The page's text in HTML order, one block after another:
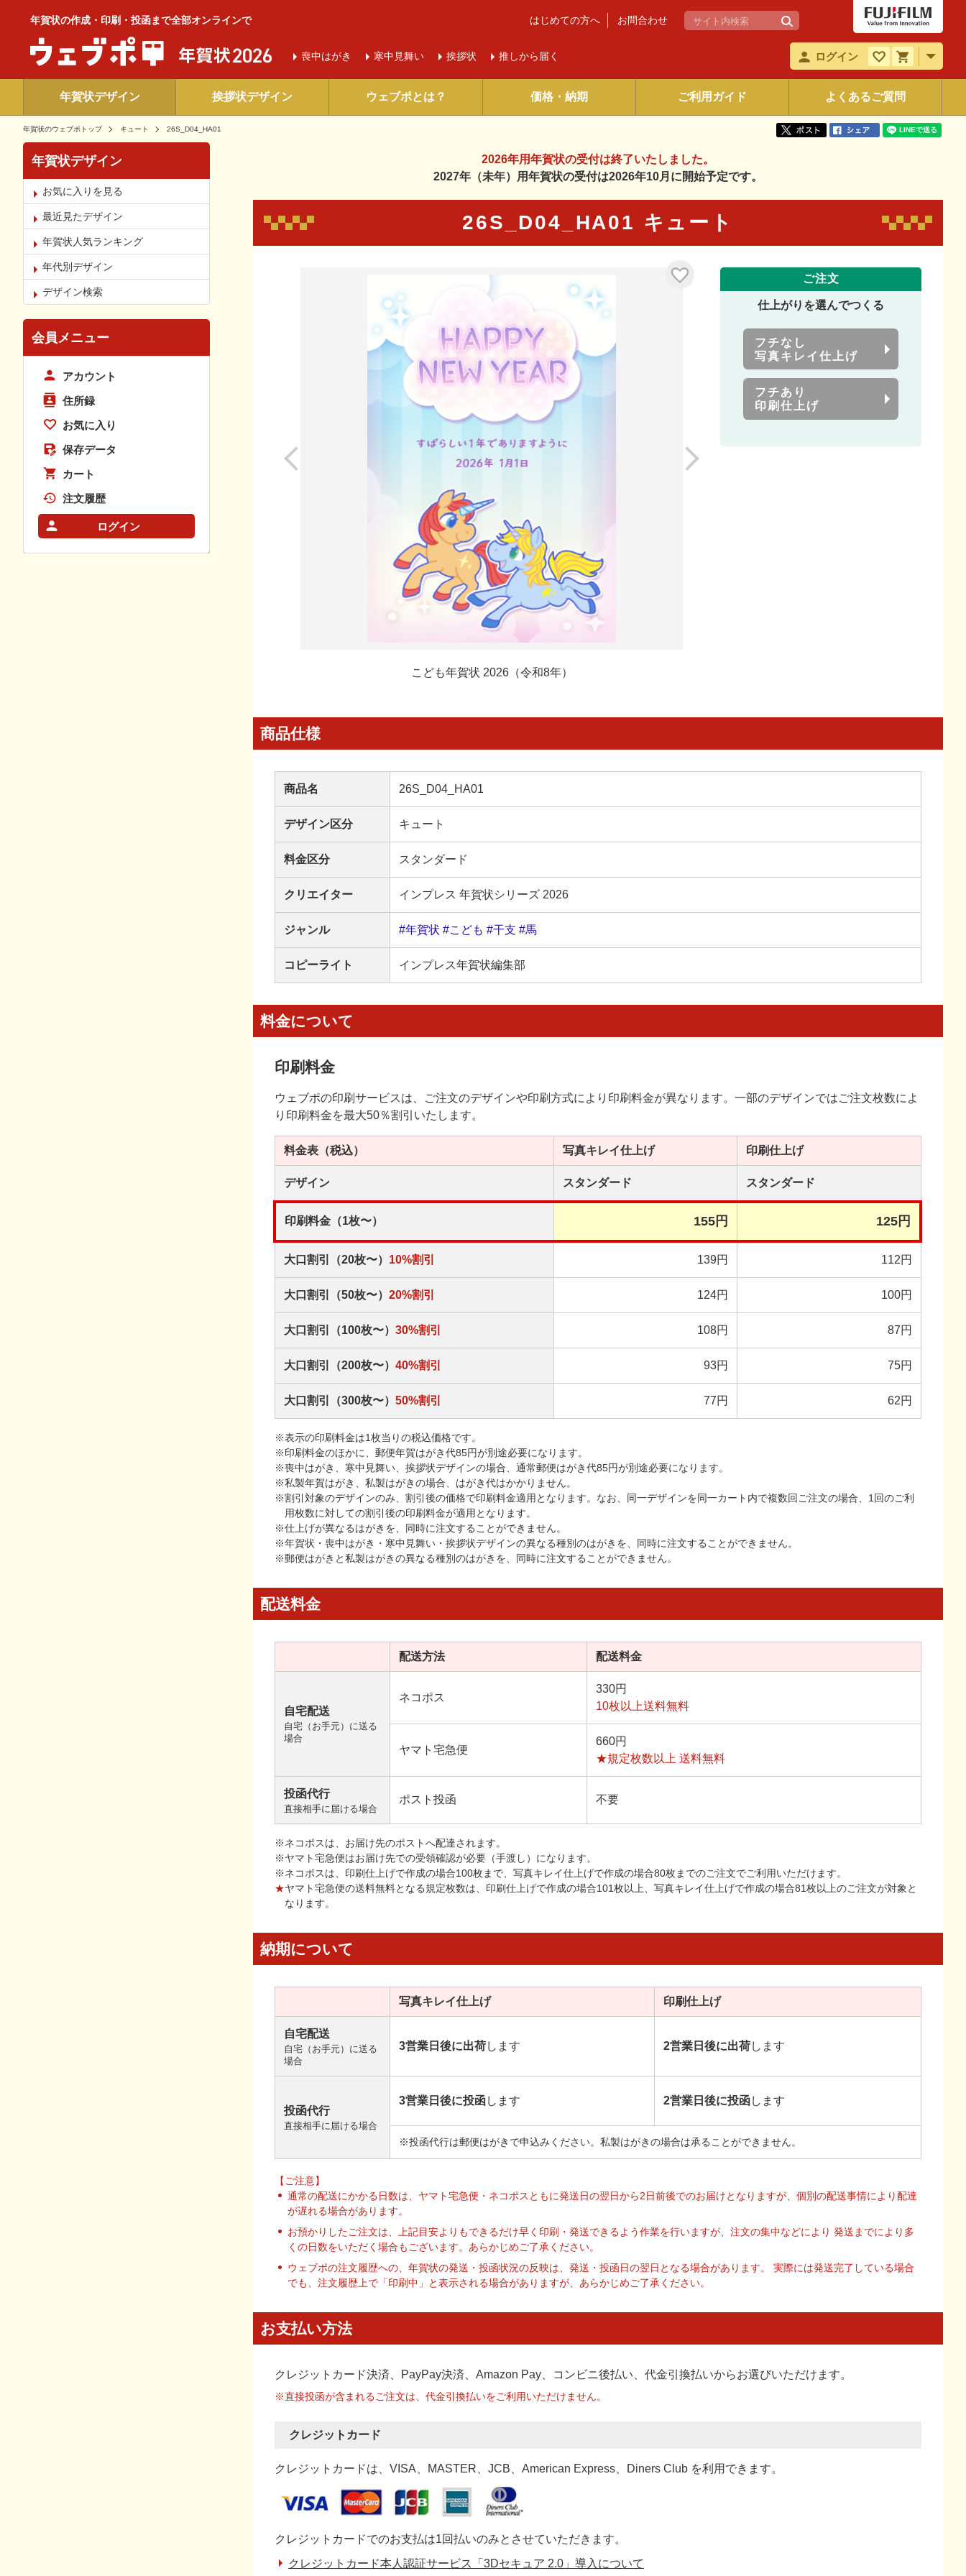
年賀状の作成・印刷・投函まで全部オンラインで
喪中はがき 寒中 見舞い 挨拶状 推しから届く
はじめての方へ お問合わせ
ログイン
年賀状デザイン 挨拶状デザイン ウェブポとは？ 価格・納期 ご利用ガイド よくあるご質問
年賀状のウェブポトップ キュート 26S_D04_HA01
2026年用年賀状の受付は終了いたしました。
2027年（未年）用年賀状の受付は2026年10月に開始予定です。
26S_D04_HA01 キュート
こども年賀状 2026（令和8年）
ご注文
仕上がりを選んでつくる
フチなし
写真キレイ仕上げ
フチあり
印刷仕上げ
商品仕様
商品名 26S_D04_HA01
デザイン区分 キュート
料金区分 スタンダード
クリエイター インプレス 年賀状シリーズ 2026
ジャンル #年賀状 #こども #干支 #馬
コピーライト インプレス年賀状編集部
料金について
印刷料金
ウェブポの印刷サービスは、ご注文のデザインや印刷方式により印刷料金が異なります。一部のデザインではご注文枚数によ
り印刷料金を最大50％割引いたします。
料金表 （税込） 写真キレイ仕上げ 印刷仕上げ
デザイン スタンダード スタンダード
印刷料金（1枚〜） 155円 125円
大口割引（20枚〜） 10%割引 139円 112円
大口割引（50枚〜） 20%割引 124円 100円
大口割引（100枚〜） 30%割引 108円 87円
大口割引（200枚〜） 40%割引 93円 75円
大口割引（300枚〜） 50%割引 77円 62円
※表示の印刷料金は1枚当りの税込価格です。
※印刷料金のほかに、郵便年賀はがき代85円が別途必要になります。
※喪中はがき、寒中見舞い、挨拶状デザインの場合、通常郵便はがき代85円が別途必要になります。
※私製年賀はがき、私製はがきの場合、はがき代はかかりません。
※割引対象のデザインのみ、割引後の価格で印刷料金適用となります。なお、同一デザインを同一カート内で複数回ご注文の場合、1回のご利
用枚数に対しての割引後の印刷料金が適用となります。
※仕上げが異なるはがきを、同時に注文することができません。
※年賀状・喪中はがき・寒中見舞い・挨拶状デザインの異なる種別のはがきを、同時に注文することができません。
※郵便はがきと私製はがきの異なる種別のはがきを、同時に注文することができません。
配送料金
配送方法 配送料金
自宅配送
自宅（お手元）に送る
場合
ネコポス
330円
10枚以上送料無料
ヤマト宅急便
660円
★規定枚数以上 送料無料
投函代行
直接相手に届ける場合
ポスト投函 不要
※ネコポスは、お届け先のポストへ配達されます。
※ヤマト宅急便はお届け先での受領確認が必要（手渡し）になります。
※ネコポスは、印刷仕上げで作成の場合100枚まで、写真キレイ仕上げで作成の場合80枚までのご注文でご利用いただけます。
★ヤマト宅急便の送料無料となる規定枚数は、印刷仕上げで作成の場合101枚以上、写真キレイ仕上げで作成の場合81枚以上のご注文が対象と
なります。
納期について
写真キレイ仕上げ 印刷仕上げ
自宅配送
自宅（お手元）に送る
場合
3営業日後に出荷します 2営業日後に出荷します
投函代行
直接相手に届ける場合
3営業日後に投函します 2営業日後に投函します
※投函代行は郵便はがきで申込みください。私製はがきの場合は承ることができません。
【ご注意】
通常の配送にかかる日数は、ヤマト宅急便・ネコポスともに発送日の翌日から2日前後でのお届けとなりますが、個別の配送事情により配達
が遅れる場合があります。
お預かりしたご注文は、上記目安よりもできるだけ早く印刷・発送できるよう作業を行いますが、注文の集中などにより 発送までにより多
くの日数をいただく場合もございます。あらかじめご了承ください。
ウェブポの注文履歴への、年賀状の発送・投函状況の反映は、発送・投函日の翌日となる場合があります。 実際には発送完了している場合
でも、注文履歴上で「印刷中」と表示される場合がありますが、あらかじめご了承ください。
お支払い方法
クレジットカード決済、PayPay決済 、Amazon Pay、コンビニ後払い、代金引換払いからお選びいただけます。
※直接投函が含まれるご注文は、代金引換払いをご利用いただけません。
クレジットカード
クレジットカードは、VISA、MASTER、JCB、American Express、Diners Club を利用できます。
クレジットカードでのお支払は1回払いのみとさせていただきます。
クレジットカード本人認証サービス「3Dセキュア 2.0」導入について
年賀状デザイン
お気に入りを見る
最近見たデザイン
年賀状人気ランキング
年代別デザイン
デザイン検索
会員メニュー
アカウント
住所録
お気に入り
保存データ
カート
注文履歴
ログイン